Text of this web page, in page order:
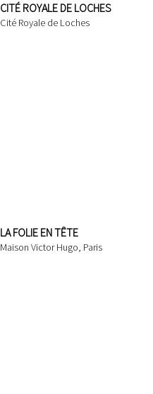
CITÉ ROYALE DE LOCHES
Cité Royale de Loches
LA FOLIE EN TÊTE
Maison Victor Hugo, Paris